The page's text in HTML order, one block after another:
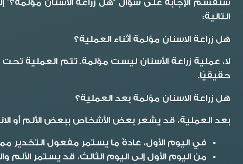
سنقسم الإجابة على سؤال “هل زراعة الاسنان مؤلمة؟”
التالية:
هل زراعة الاسنان مؤلمة أثناء العملية؟
لا، عملية زراعة الأسنان ليست مؤلمة. تتم العملية
حقيقيًا.
هل زراعة الاسنان مؤلمة بعد العملية؟
بعد العملية، قد يشعر بعض الأشخاص ببعض الألم أو
في اليوم الأول، عادةً ما يستمر مفعول التخدير
من اليوم الأول إلى اليوم الثالث، قد يستمر الألم